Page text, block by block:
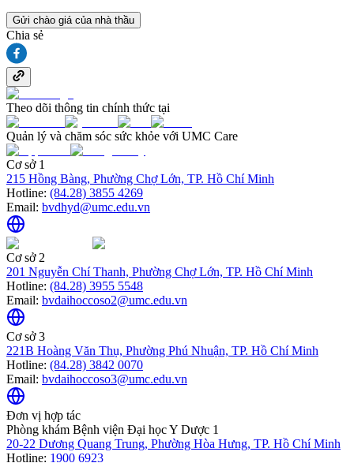
Gửi chào giá của nhà thầu
Chia sẻ
Theo dõi thông tin chính thức tại
Quản lý và chăm sóc sức khỏe với UMC Care
Cơ sở 1
215 Hồng Bàng, Phường Chợ Lớn, TP. Hồ Chí Minh
Hotline: (84.28) 3855 4269
Email: bvdhyd@umc.edu.vn
Cơ sở 2
201 Nguyễn Chí Thanh, Phường Chợ Lớn, TP. Hồ Chí Minh
Hotline: (84.28) 3955 5548
Email: bvdaihoccoso2@umc.edu.vn
Cơ sở 3
221B Hoàng Văn Thụ, Phường Phú Nhuận, TP. Hồ Chí Minh
Hotline: (84.28) 3842 0070
Email: bvdaihoccoso3@umc.edu.vn
Đơn vị hợp tác
Phòng khám Bệnh viện Đại học Y Dược 1
20-22 Dương Quang Trung, Phường Hòa Hưng, TP. Hồ Chí Minh
Hotline: 1900 6923